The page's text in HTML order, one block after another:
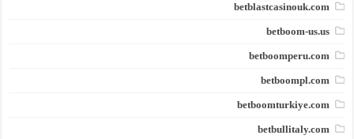
betblastcasinouk.com
betboom-us.us
betboomperu.com
betboompl.com
betboomturkiye.com
betbullitaly.com